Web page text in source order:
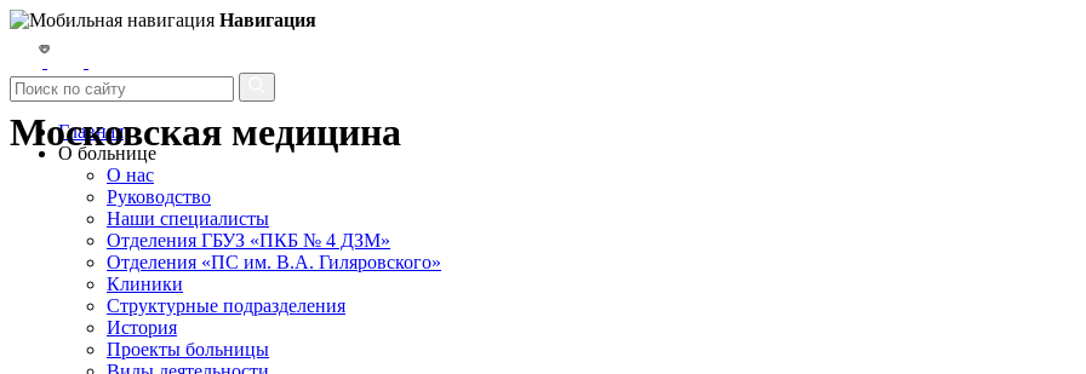
Московская медицина
Навигация
Главная
О больнице
О нас
Руководство
Наши специалисты
Отделения ГБУЗ «ПКБ № 4 ДЗМ»
Отделения «ПС им. В.А. Гиляровского»
Клиники
Структурные подразделения
История
Проекты больницы